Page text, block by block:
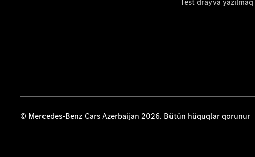
© Mercedes-Benz Cars Azerbaijan 2026. Bütün hüquqlar qorunur